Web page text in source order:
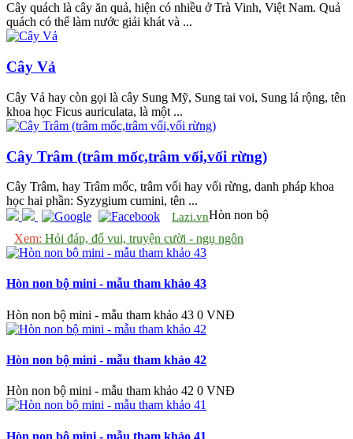
Cây quách là cây ăn quả, hiện có nhiều ở Trà Vinh, Việt Nam. Quả
quách có thể làm nước giải khát và ...
Cây Vả
Cây Vả hay còn gọi là cây Sung Mỹ, Sung tai voi, Sung lá rộng, tên
khoa học Ficus auriculata, là một ...
Cây Trâm (trâm mốc,trâm vối,vối rừng)
Cây Trâm, hay Trâm mốc, trâm vối hay vối rừng, danh pháp khoa
học hai phần: Syzygium cumini, tên ...
Lazi.vn
Xem: Hỏi đáp, đố vui, truyện cười - ngụ ngôn
Hòn non bộ
Hòn non bộ mini - mẫu tham khảo 43
Hòn non bộ mini - mẫu tham khảo 43 0 VNĐ
Hòn non bộ mini - mẫu tham khảo 42
Hòn non bộ mini - mẫu tham khảo 42 0 VNĐ
Hòn non bộ mini - mẫu tham khảo 41